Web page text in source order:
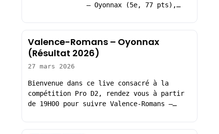
– Oyonnax (5e, 77 pts),…
Valence-Romans – Oyonnax
(Résultat 2026)
27 mars 2026
Bienvenue dans ce live consacré à la
compétition Pro D2, rendez vous à partir
de 19H00 pour suivre Valence-Romans –…